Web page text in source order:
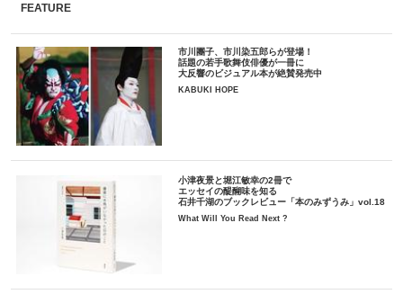
FEATURE
市川團子、市川染五郎らが登場！
話題の若手歌舞伎俳優が一冊に
大反響のビジュアル本が絶賛発売中
KABUKI HOPE
小津夜景と堀江敏幸の2冊で
エッセイの醍醐味を知る
石井千湖のブックレビュー「本のみずうみ」vol.18
What Will You Read Next ?